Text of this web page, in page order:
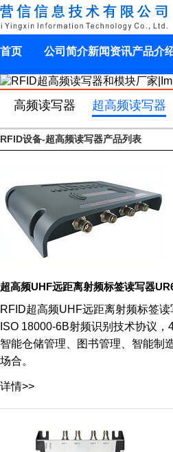
首页 公司简介新闻资讯产品介
高频读写器 超高频读写器
RFID设备-超高频读写器产品列表
超高频UHF远距离射频标签读写器
RFID超高频UHF远距离射频标签
ISO 18000-6B射频识别技术协议
智能仓储管理、图书管理、智能制
场合。
详情>>